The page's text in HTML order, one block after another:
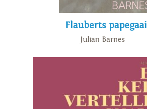
Flauberts papegaai
Julian Barnes